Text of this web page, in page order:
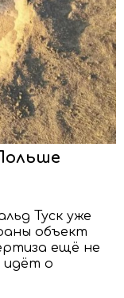
Туск уже
объект
ещё не
идёт о